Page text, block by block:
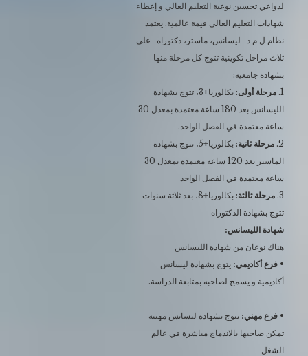
لدواعي تحسين نوعية التعليم العالي و إعطاء
شهادات التعليم العالي قيمة عالمية. يعتمد
نظام ل م د- ليسانس، ماستر، دكتوراه- على
ثلاث مراحل تكوينية تتوج كل مرحلة منها
بشهادة جامعية:
1. مرحلة أولى
: بكالوريا+3، تتوج بشهادة
الليسانس بعد 180 ساعة معتمدة بمعدل 30
ساعة معتمدة في الفصل الواحد.
2. مرحلة ثانية
: بكالوريا+5، تتوج بشهادة
الماستر بعد 120 ساعة معتمدة بمعدل 30
ساعة معتمدة في الفصل الواحد
3. مرحلة ثالثة
: بكالوريا+8، بعد ثلاثة سنوات
تتوج بشهادة الدكتوراه
شهادة الليسانس:
هناك نوعان من شهادة الليسانس
• فرع أكاديمي: يتوج بشهادة ليسانس
أكاديمية و يسمح لصاحبه بمتابعة الدراسة.
• فرع مهني: يتوج بشهادة ليسانس مهنية
تمكن صاحبها بالاندماج مباشرة في عالم
الشغل